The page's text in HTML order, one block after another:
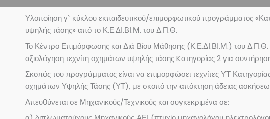
Υλοποίηση γ` κύκλου εκπαιδευτικού/επιμορφωτικού προγράμματος
υψηλής τάσης» από το Κ.Ε.ΔΙ.ΒΙ.Μ. του Δ.Π.Θ.
Το Κέντρο Επιμόρφωσης και Διά Βίου Μάθησης (Κ.Ε.ΔΙ.ΒΙ.Μ.) του Δ.Π.Θ.
αξιολόγηση τεχνίτη οχημάτων υψηλής τάσης Kατηγορίας 2 για
Σκοπός του προγράμματος είναι να επιμορφώσει τεχνίτες ΥΤ
οχημάτων Υψηλής Τάσης (ΥΤ), με σκοπό την απόκτηση άδειας
Απευθύνεται σε Μηχανικούς/Τεχνικούς και συγκεκριμένα σε: